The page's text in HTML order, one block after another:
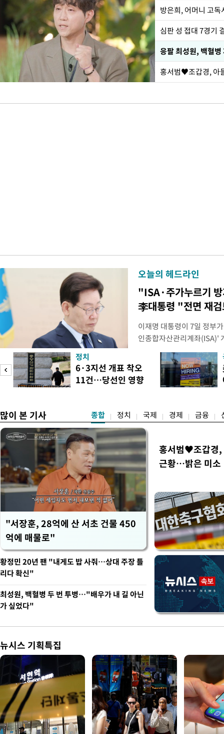
방은희, 어머니 고
심판 성 접대 7경기
응팔 최성원, 백혈
홍서범♥조갑경, 아
오늘의 헤드라인
"ISA·주가누르기
李대통령 "전면 재
이재명 대통령이 7일 정부
인종합자산관리계좌(ISA)'
안'을 전면 재검토 할 것을
들과의 상황 점검 회의에서
지법안을 둘러싼 투자자들
았다. 이 자리에서 이 대통
정치
6·3지선 개표 착오
11건…당선인 영향
많이 본 기사 종합 정치 국제 경제 금융
"서장훈, 28억에 산 서초 건물 450
억에 매물로"
홍서범♥조갑경,
근황…밝은 미소
황정민 20년 팬 "내게도 밥 사줘…상대 주장 틀
리다 확신"
최성원, 백혈병 두 번 투병…"배우가 내 길 아닌
가 싶었다"
뉴시스 기획특집